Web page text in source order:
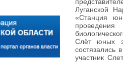
Луганской
«Станция
Слёт юных
состязались
участник